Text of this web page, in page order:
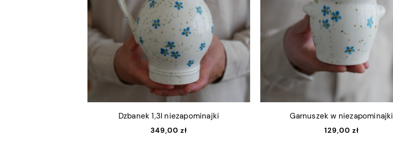
Dzbanek 1,3l niezapominajki
349,00 zł
Garnuszek w niezapominajki
129,00 zł